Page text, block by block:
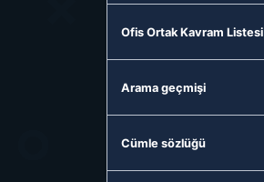
Ofis Ortak Kavram Listesi
Arama geçmişi
Cümle sözlüğü